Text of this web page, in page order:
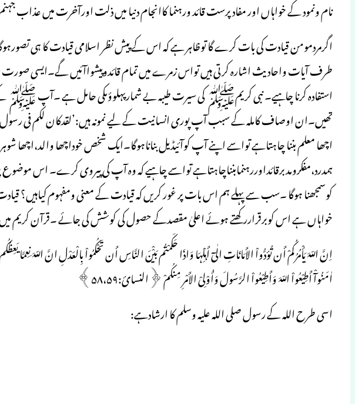
نام ونمود کے خواہاں اور مفادپرست قائد ورہنما کاانجام دنیا میں ذلت اورآخرت میں عذاب
اگرمردمومن قیادت کی بات کرے گا توظاہر ہے کہ اس کے پیش نظر اسلامی قیادت کا ہی
طرف آیات واحادیث اشارہ کرتی ہیں تواس زمرے میں تمام قائدوپیشواآئیں گے۔ایسی
استفادہ کرنا چاہیے۔ نبی کریمﷺ کی سیرت طیبہ بے شمارپہلوؤںکی حامل ہے ۔آپ ﷺ کے
تھیں۔ان اوصاف کاملہ کے سبب آپ پوری انسانیت کے لیے نمونہ ہیں:’لقدکان لکم فی
اچھا معلم بننا چاہتاہے تواسے اپنے آپ کوآئیڈیل بناناہوگا۔ایک شخص خوداچھا والد،اچھا
ہمدرد،مفکرومدبرقائداوررہنمابنناچاہتاہے تواسے چاہیے کہ وہ آپ کی پیروی کرے۔ اس
کوسمجھنا ہوگا ۔سب سے پہلے ہم اس بات پر غور کریں کہ قیادت کے معنی ومفہوم کیاہیں؟
خواہاں ہے اس کوبرقراررکھتے ہوئے اعلیٰ مقصدکے حصول کی کوشش کی جائے ۔قرآن کریم
اٰمَنُوآْ أَطِیْعُواْ اللّہَ وَأَطِیْعُواْ الرَّسُولَ وَأُوْلِیْ الأَمْرِ مِنکُمْ ﴿النسائ:۵۸،۵۹﴾
اسی طرح اللہ کے رسول صلی اللہ علیہ وسلم کا ارشادہے: